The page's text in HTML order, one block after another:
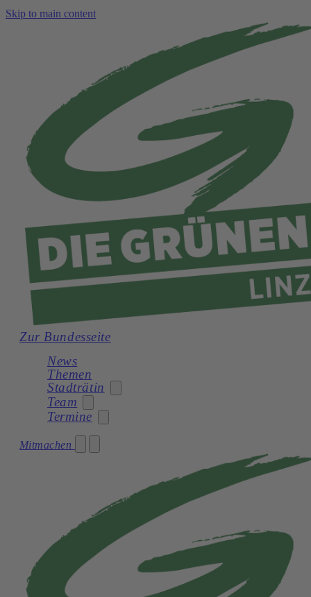
Skip to main content
Zur Bundesseite
News
Themen
Stadträtin
Grüne Erfolge
Team
Gemeinderatsklub
Vorstand der Grünen Linz
Termine
Grüne Radrettung auf Tour
Mittwoch im Grünen
Sprechstunden Stadträtin
Mitmachen